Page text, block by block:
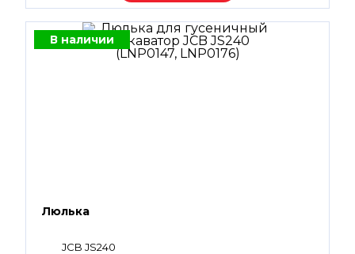
В наличии
Люлька
JCB JS240